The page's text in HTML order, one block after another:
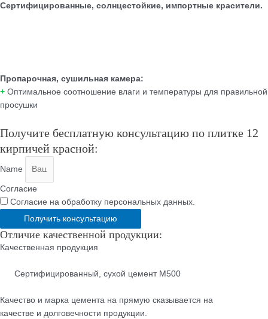
Сертифицированные, солнцестойкие, импортные красители.
Пропарочная, сушильная камера:
+ Оптимальное соотношение влаги и температуры для правильной
просушки
Получите бесплатную консультацию по плитке 12
кирпичей красной:
Name
Согласие
Согласие на обработку персональных данных.
Получить консультацию
Отличие качественной продукции:
Качественная продукция
Cертифицированный, сухой цемент М500
Качество и марка цемента на прямую сказывается на
качестве и долговечности продукции.